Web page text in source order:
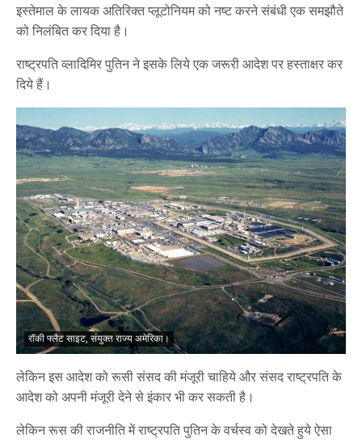
इस्तेमाल के लायक अतिरिक्त प्लूटोनियम को नष्ट करने संबंधी एक समझौते
को निलंबित कर दिया है।
राष्ट्रपति व्लादिमिर पुतिन ने इसके लिये एक जरूरी आदेश पर हस्ताक्षर कर
दिये हैं।
रॉकी फ्लैट साइट, संयुक्त राज्य अमेरिका।
लेकिन इस आदेश को रूसी संसद की मंजूरी चाहिये और संसद राष्ट्रपति के
आदेश को अपनी मंजूरी देने से इंकार भी कर सकती है।
लेकिन रूस की राजनीति में राष्ट्रपति पुतिन के वर्चस्व को देखते हुये ऐसा